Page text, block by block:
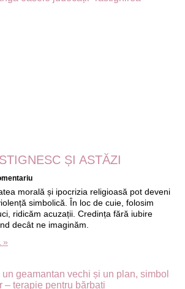
ȘI ASTĂZI
morală și ipocrizia religioasă pot deveni
simbolică. În loc de cuie, folosim
ridicăm acuzații. Credința fără iubire
decât ne imaginăm.
»